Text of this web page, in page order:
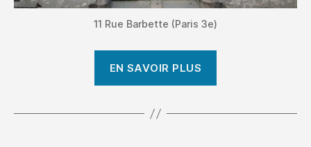
11 Rue Barbette (Paris 3e)
EN SAVOIR PLUS